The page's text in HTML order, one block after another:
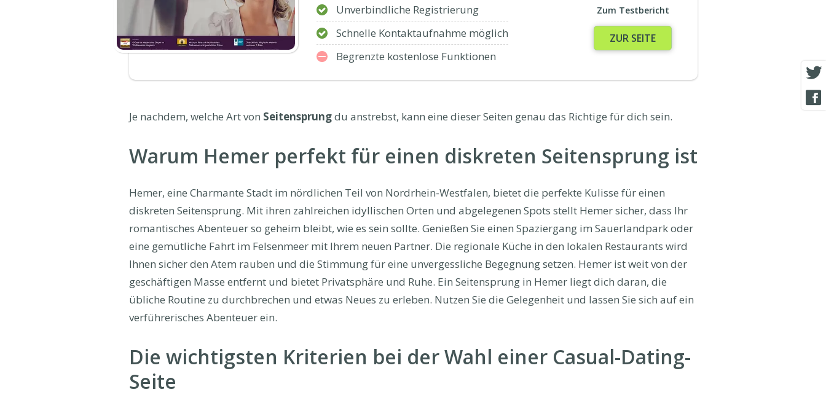
Unverbindliche Registrierung
Schnelle Kontaktaufnahme möglich
Begrenzte kostenlose Funktionen
Zum Testbericht
ZUR SEITE
Je nachdem, welche Art von Seitensprungdu anstrebst, kann eine dieser Seiten genau das Richtige für dich sein.
Warum Hemer perfekt für einen diskreten Seitensprung ist
Hemer, eine Charmante Stadt im nördlichen Teil von Nordrhein-Westfalen, bietet die perfekte Kulisse für einen
diskreten Seitensprung. Mit ihren zahlreichen idyllischen Orten und abgelegenen Spots stellt Hemer sicher, dass Ihr
romantisches Abenteuer so geheim bleibt, wie es sein sollte. Genießen Sie einen Spaziergang im Sauerlandpark oder
eine gemütliche Fahrt im Felsenmeer mit Ihrem neuen Partner. Die regionale Küche in den lokalen Restaurants wird
Ihnen sicher den Atem rauben und die Stimmung für eine unvergessliche Begegnung setzen. Hemer ist weit von der
geschäftigen Masse entfernt und bietet Privatsphäre und Ruhe. Ein Seitensprung in Hemer liegt dich daran, die
übliche Routine zu durchbrechen und etwas Neues zu erleben. Nutzen Sie die Gelegenheit und lassen Sie sich auf ein
verführerisches Abenteuer ein.
Die wichtigsten Kriterien bei der Wahl einer Casual-Dating-
Seite